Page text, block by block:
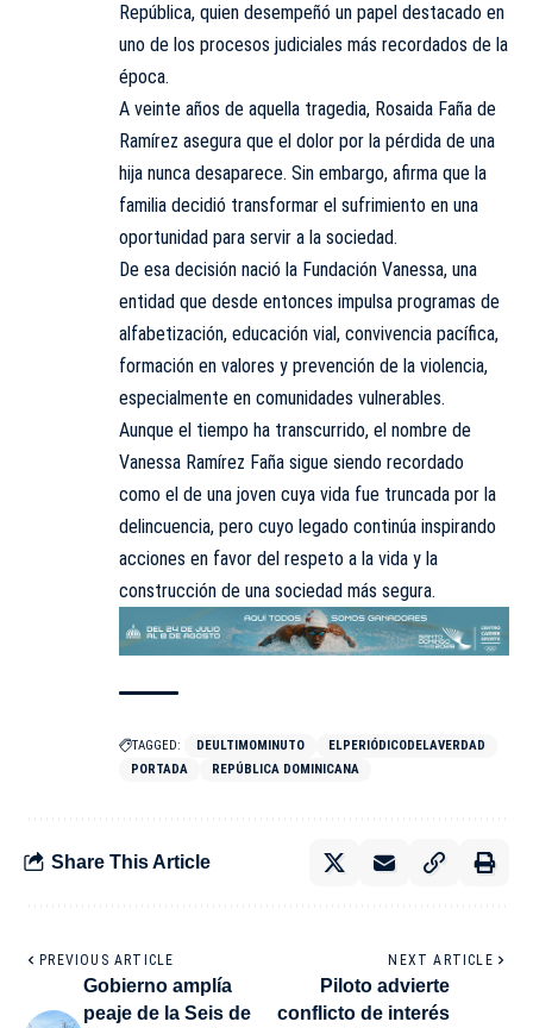
República, quien desempeñó un papel destacado en
uno de los procesos judiciales más recordados de la
época.
A veinte años de aquella tragedia, Rosaida Faña de
Ramírez asegura que el dolor por la pérdida de una
hija nunca desaparece. Sin embargo, afirma que la
familia decidió transformar el sufrimiento en una
oportunidad para servir a la sociedad.
De esa decisión nació la Fundación Vanessa, una
entidad que desde entonces impulsa programas de
alfabetización, educación vial, convivencia pacífica,
formación en valores y prevención de la violencia,
especialmente en comunidades vulnerables.
Aunque el tiempo ha transcurrido, el nombre de
Vanessa Ramírez Faña sigue siendo recordado
como el de una joven cuya vida fue truncada por la
delincuencia, pero cuyo legado continúa inspirando
acciones en favor del respeto a la vida y la
construcción de una sociedad más segura.
TAGGED: DEULTIMOMINUTO
ELPERIÓDICODELAVERDAD
PORTADA
REPÚBLICA DOMINICANA
Share This Article
PREVIOUS ARTICLE
Gobierno amplía
peaje de la Seis de
NEXT ARTICLE
Piloto advierte
conflicto de interés